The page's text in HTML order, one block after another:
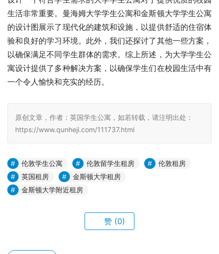
生活非常重要。曼海姆大学学生公寓和金斯顿大学学生公寓
的设计图展示了现代化的建筑和设施，以提供舒适的住宿体
验和良好的学习环境。此外，我们还探讨了其他一些方案，
以确保满足不同学生群体的需求。综上所述，为大学学生公
寓设计提供了多种解决方案，以确保学生们在校园生活中有
一个令人愉快和充实的经历。
原创文章，作者：英国学生公寓，如若转载，请注明出处：
https://www.qunheji.com/111737.html
伦敦学生公寓 伦敦留学生租房
伦敦租房
英国租房
金斯顿大学租房
金斯顿大学附近租房
赞 (0)